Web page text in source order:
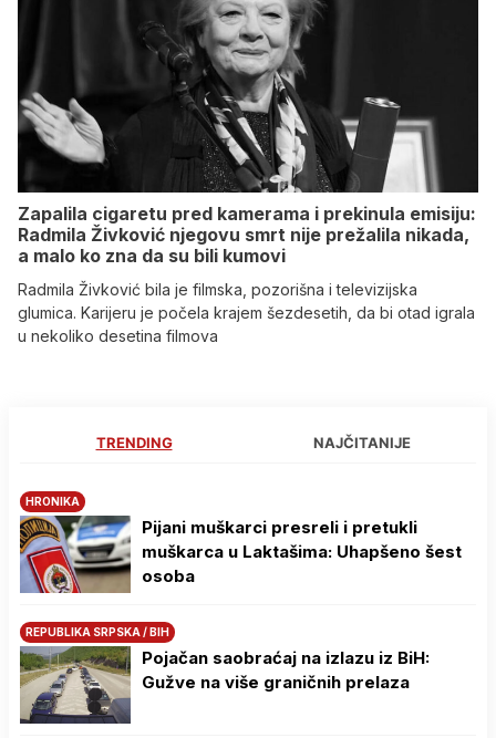
Zapalila cigaretu pred kamerama i prekinula emisiju:
Radmila Živković njegovu smrt nije prežalila nikada,
a malo ko zna da su bili kumovi
Radmila Živković bila je filmska, pozorišna i televizijska
glumica. Karijeru je počela krajem šezdesetih, da bi otad igrala
u nekoliko desetina filmova
TRENDING NAJČITANIJE
HRONIKA
Pijani muškarci presreli i pretukli
muškarca u Laktašima: Uhapšeno šest
osoba
REPUBLIKA SRPSKA / BIH
Pojačan saobraćaj na izlazu iz BiH:
Gužve na više graničnih prelaza